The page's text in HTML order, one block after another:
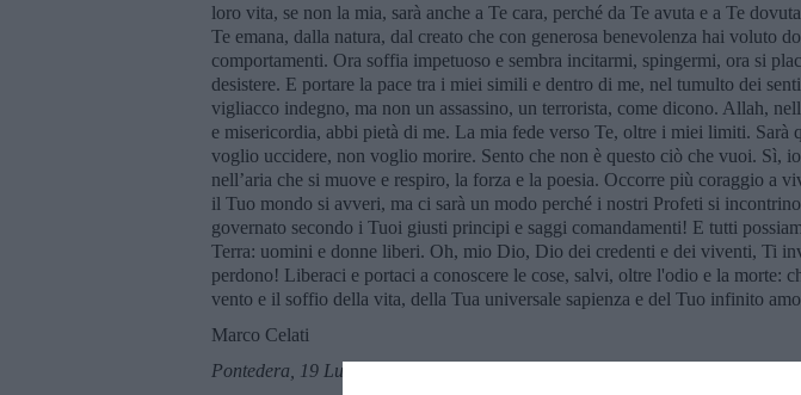
loro vita, se non la mia, sarà anche a Te cara, perché da Te avuta e a Te
Te emana, dalla natura, dal creato che con generosa benevolenza hai voluto
comportamenti. Ora soffia impetuoso e sembra incitarmi, spingermi, ora si
desistere. E portare la pace tra i miei simili e dentro di me, nel tumulto dei
vigliacco indegno, ma non un assassino, un terrorista, come dicono. Allah,
e misericordia, abbi pietà di me. La mia fede verso Te, oltre i miei limiti. Sarà
voglio uccidere, non voglio morire. Sento che non è questo ciò che vuoi. Sì,
nell’aria che si muove e respiro, la forza e la poesia. Occorre più coraggio a
il Tuo mondo si avveri, ma ci sarà un modo perché i nostri Profeti si
governato secondo i Tuoi giusti principi e saggi comandamenti! E tutti
Terra: uomini e donne liberi. Oh, mio Dio, Dio dei credenti e dei viventi, Ti
perdono! Liberaci e portaci a conoscere le cose, salvi, oltre l'odio e la morte:
vento e il soffio della vita, della Tua universale sapienza e del Tuo infinito
Marco Celati
Pontedera, 19 Luglio 2017